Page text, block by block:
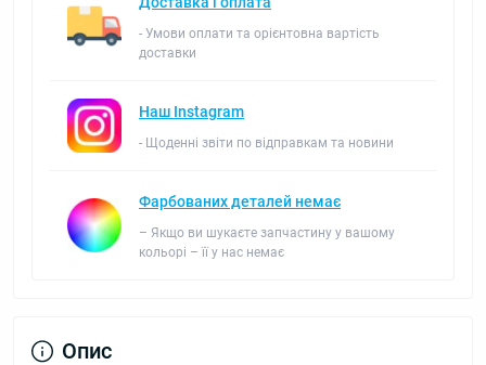
- Умови оплати та орієнтовна вартість
доставки
Наш Instagram
- Щоденні звіти по відправкам та новини
Фарбованих деталей немає
– Якщо ви шукаєте запчастину у вашому
кольорі – її у нас немає
Опис